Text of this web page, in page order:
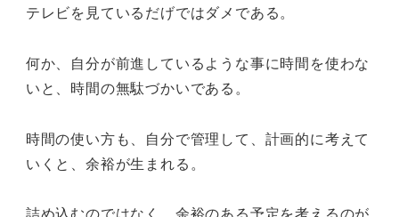
テレビを見ているだげではダメである。
何か、自分が前進しているような事に時間を使わな
いと、時間の無駄づかいである。
時間の使い方も、自分で管理して、計画的に考えて
いくと、余裕が生まれる。